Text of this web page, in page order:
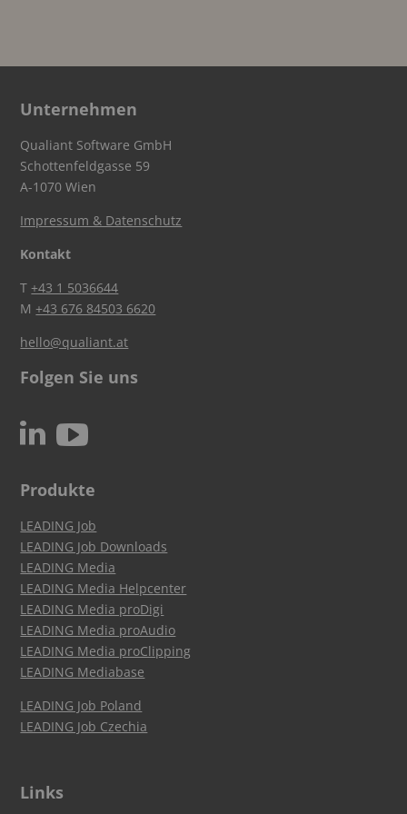
Unternehmen
Qualiant Software GmbH
Schottenfeldgasse 59
A-1070 Wien
Impressum & Datenschutz
Kontakt
T+43 1 5036644
M+43 676 84503 6620
hello@qualiant.at
Folgen Sie uns
N c
Produkte
LEADING Job
LEADING Job Downloads
LEADING Media
LEADING Media Helpcenter
LEADING Media proDigi
LEADING Media proAudio
LEADING Media proClipping
LEADING Mediabase
LEADING Job Poland
LEADING Job Czechia
Links